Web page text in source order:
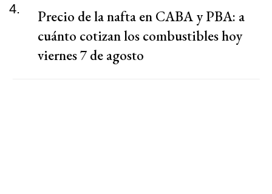
4.
Precio de la nafta en CABA y PBA: a
cuánto cotizan los combustibles hoy
viernes 7 de agosto